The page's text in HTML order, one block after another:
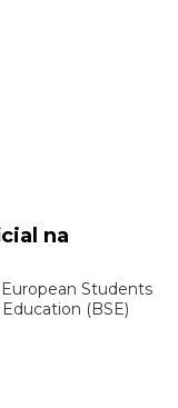
na
Students
(BSE)